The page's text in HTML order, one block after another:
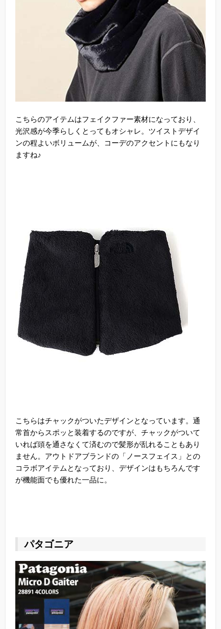
こちらのアイテムはフェイクファー素材になっており、
光沢感が今季らしくとってもオシャレ。ツイストデザイ
ンの程よいボリュームが、コーデのアクセントにもなり
ますね♪
こちらはチャックがついたデザインとなっています。通
常首からスポッと装着するのですが、チャックがついて
いれば頭を通さなくて済むので髪形が乱れることもあり
ません。アウトドアブランドの「ノースフェイス」との
コラボアイテムとなっており、デザインはもちろんです
が機能面でも優れた一品に。
パタゴニア